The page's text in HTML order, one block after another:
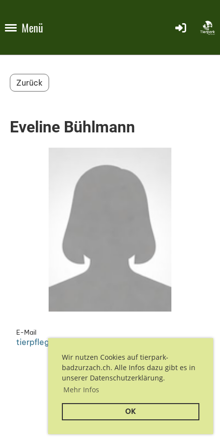
Wir nutzen Cookies auf tierpark-
badzurzach.ch. Alle Infos dazu gibt es in
unserer Datenschutzerklärung.
Mehr Infos
OK
Menü
Zurück
Eveline Bühlmann
E-Mail
tierpfleger@tierpark-badzurzach.ch